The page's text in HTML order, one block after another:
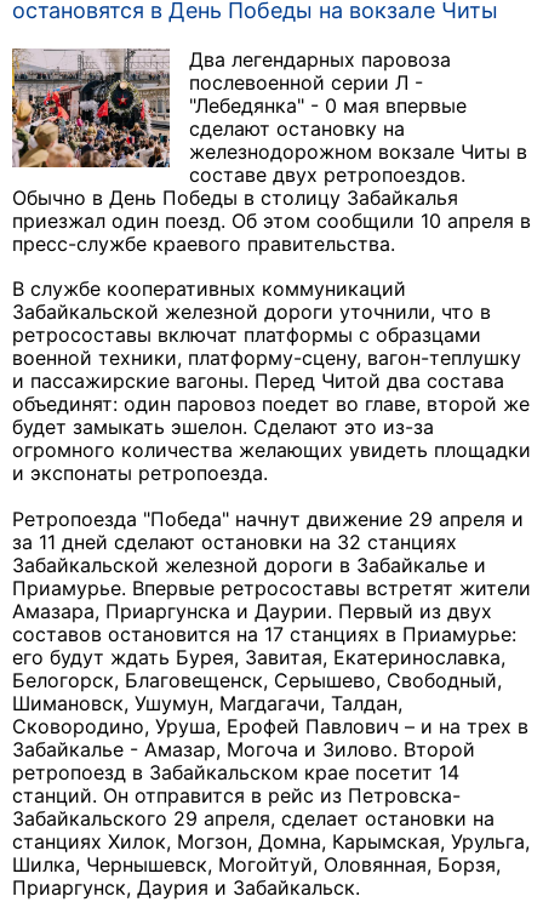
остановятся в День Победы на вокзале Читы
Два легендарных паровоза
послевоенной серии Л -
"Лебедянка" - 0 мая впервые
сделают остановку на
железнодорожном вокзале Читы в
составе двух ретропоездов.
Обычно в День Победы в столицу Забайкалья
приезжал один поезд. Об этом сообщили 10 апреля в
пресс-службе краевого правительства.
В службе кооперативных коммуникаций
Забайкальской железной дороги уточнили, что в
ретросоставы включат платформы с образцами
военной техники, платформу-сцену, вагон-теплушку
и пассажирские вагоны. Перед Читой два состава
объединят: один паровоз поедет во главе, второй же
будет замыкать эшелон. Сделают это из-за
огромного количества желающих увидеть площадки
и экспонаты ретропоезда.
Ретропоезда "Победа" начнут движение 29 апреля и
за 11 дней сделают остановки на 32 станциях
Забайкальской железной дороги в Забайкалье и
Приамурье. Впервые ретросоставы встретят жители
Амазара, Приаргунска и Даурии. Первый из двух
составов остановится на 17 станциях в Приамурье:
его будут ждать Бурея, Завитая, Екатеринославка,
Белогорск, Благовещенск, Серышево, Свободный,
Шимановск, Ушумун, Магдагачи, Талдан,
Сковородино, Уруша, Ерофей Павлович – и на трех в
Забайкалье - Амазар, Могоча и Зилово. Второй
ретропоезд в Забайкальском крае посетит 14
станций. Он отправится в рейс из Петровска-
Забайкальского 29 апреля, сделает остановки на
станциях Хилок, Могзон, Домна, Карымская, Урульга,
Шилка, Чернышевск, Могойтуй, Оловянная, Борзя,
Приаргунск, Даурия и Забайкальск.